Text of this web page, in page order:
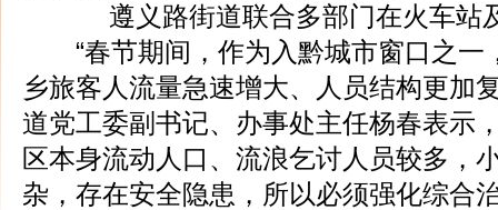
遵义路街道联合多部门在火车站
“春节期间，作为入黔城市窗口之一
乡旅客人流量急速增大、人员结构更加
道党工委副书记、办事处主任杨春表示
区本身流动人口、流浪乞讨人员较多，
杂，存在安全隐患，所以必须强化综合